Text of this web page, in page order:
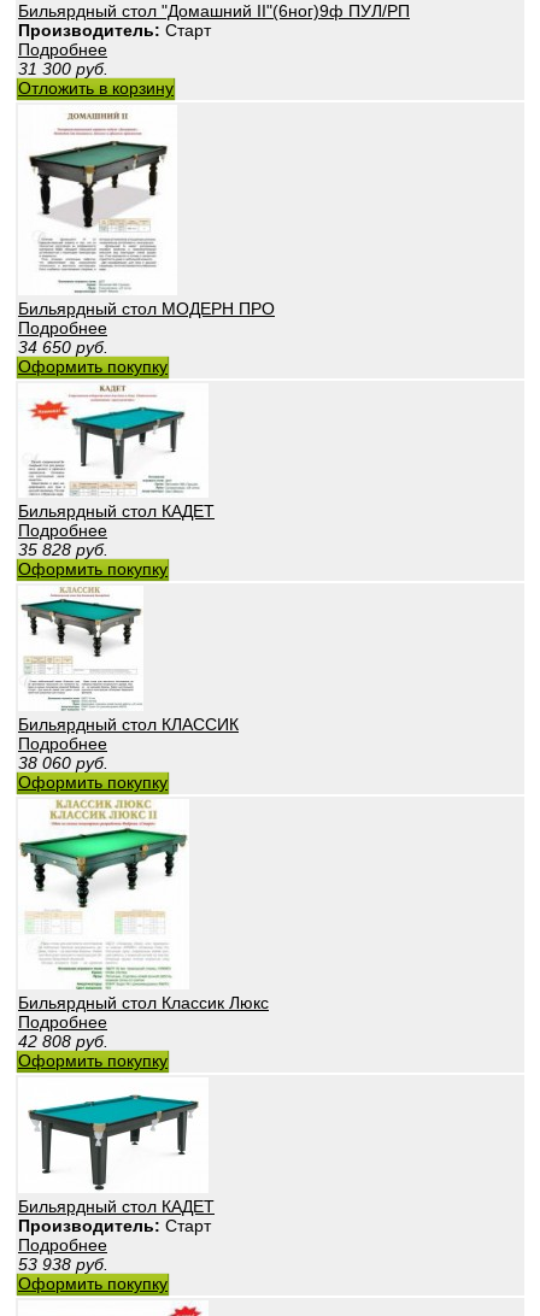
Бильярдный стол "Домашний II"(6ног)9ф ПУЛ/РП
Производитель: Старт
Подробнее
31 300 руб.
Отложить в корзину
Бильярдный стол МОДЕРН ПРО
Подробнее
34 650 руб.
Оформить покупку
Бильярдный стол КАДЕТ
Подробнее
35 828 руб.
Оформить покупку
Бильярдный стол КЛАССИК
Подробнее
38 060 руб.
Оформить покупку
Бильярдный стол Классик Люкс
Подробнее
42 808 руб.
Оформить покупку
Бильярдный стол КАДЕТ
Производитель: Старт
Подробнее
53 938 руб.
Оформить покупку